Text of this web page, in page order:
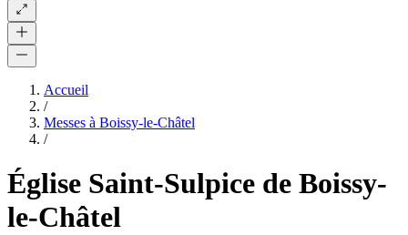
Accueil
/
Messes à Boissy-le-Châtel
/
Église Saint-Sulpice de Boissy-
le-Châtel